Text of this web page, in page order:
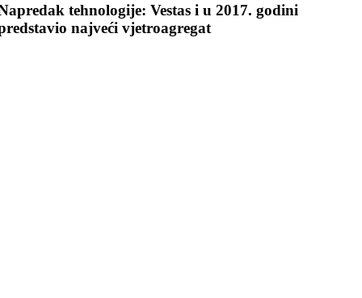
tehnologije: Vestas i u 2017. godini
najveći vjetroagregat